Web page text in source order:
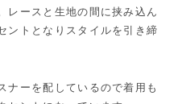
レースと生地の間に挟み込ん
ントとなりスタイルを引き締
ナーを配しているので着用も